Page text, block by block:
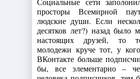
просторы Всемирной
людские души. Если
десятков лет?) назад было
настоящих друзей, то
молодежи круче тот, у
ВКонтакте больше
бы, все элементарно –